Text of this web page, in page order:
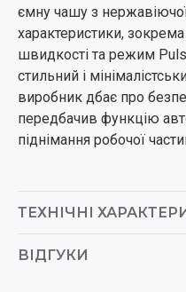
ємну чашу з нержавіючої
характеристики,
швидкості та режим
стильний і
виробник дбає про
передбачив функцію
піднімання робочої
ТЕХНІЧНІ
ВІДГУКИ